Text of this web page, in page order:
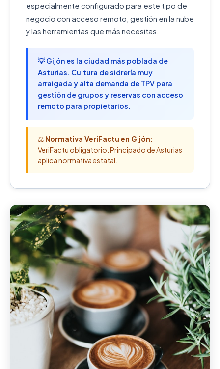
especialmente configurado para este tipo de
negocio con acceso remoto, gestión en la nube
y las herramientas que más necesitas.
💡 Gijón es la ciudad más poblada de
Asturias. Cultura de sidrería muy
arraigada y alta demanda de TPV para
gestión de grupos y reservas con acceso
remoto para propietarios.
⚖️ Normativa VeriFactu en Gijón:
VeriFactu obligatorio. Principado de Asturias
aplica normativa estatal.